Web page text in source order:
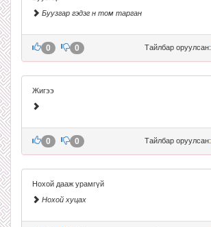
Буузгар гэдэг н том тарган
Тайлбар оруулсан:
0 0
Жигээ
Тайлбар оруулсан:
0 0
Нохой дааж урамгүй
Нохой хуцах